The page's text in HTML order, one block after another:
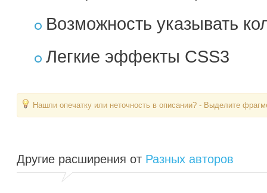
Возможность указывать
Легкие эффекты CSS3
Нашли опечатку или неточность в описании? - Выделите
Другие расширения от Разных авторов